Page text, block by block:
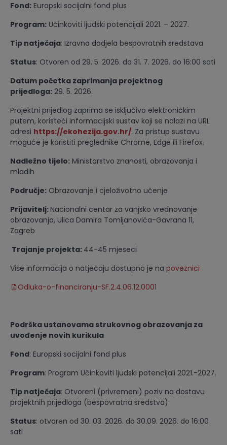
Fond: Europski socijalni fond plus
Program: Učinkoviti ljudski potencijali 2021. – 2027.
Tip natječaja: Izravna dodjela bespovratnih sredstava
Status: Otvoren od 29. 5. 2026. do 31. 7. 2026. do 16:00 sati
Datum početka zaprimanja projektnog
prijedloga: 29. 5. 2026.
Projektni prijedlog zaprima se isključivo elektroničkim
putem, koristeći informacijski sustav koji se nalazi na URL
adresi https://ekohezija.gov.hr/. Za pristup sustavu
moguće je koristiti preglednike Chrome, Edge ili Firefox.
Nadležno tijelo: Ministarstvo znanosti, obrazovanja i
mladih
Područje: Obrazovanje i cjeloživotno učenje
Prijavitelj: Nacionalni centar za vanjsko vrednovanje
obrazovanja, Ulica Damira Tomljanovića-Gavrana 11,
Zagreb
Trajanje projekta: 44-45 mjeseci
Više informacija o natječaju dostupno je na poveznici
Odluka-o-financiranju-SF.2.4.06.12.0001
Podrška ustanovama strukovnog obrazovanja za
uvođenje novih kurikula
Fond: Europski socijalni fond plus
Program: Program Učinkoviti ljudski potencijali 2021.-2027.
Tip natječaja: Otvoreni (privremeni) poziv na dostavu
projektnih prijedloga (bespovratna sredstva)
Status: otvoren od 30. 03. 2026. do 30.09. 2026. do 16:00
sati